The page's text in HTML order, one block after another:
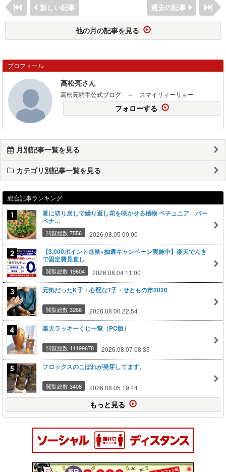
新しい記事
過去の記事
他の月の記事を見る
プロフィール
高松亮さん
高松亮騎手公式ブログ ～ スマイリィーリョー
フォローする
月別記事一覧を見る
カテゴリ別記事一覧を見る
総合記事ランキング
夏に切り戻しで繰り返し花を咲かせる植物 ペチュニア バー
ベナ…
閲覧総数 7556 2026.08.05 00:00
【3,000ポイント進呈×抽選キャンペーン実施中】楽天でんき
で固定費見直し
閲覧総数 19604 2026.08.04 11:00
元気だったK子・心配なT子・せともの市2026
閲覧総数 3266 2026.08.06 22:54
楽天ラッキーくじ一覧（PC版）
閲覧総数 11199678 2026.08.07 08:35
フロックスのこぼれが発芽してます。
閲覧総数 3408 2026.08.05 19:44
もっと見る